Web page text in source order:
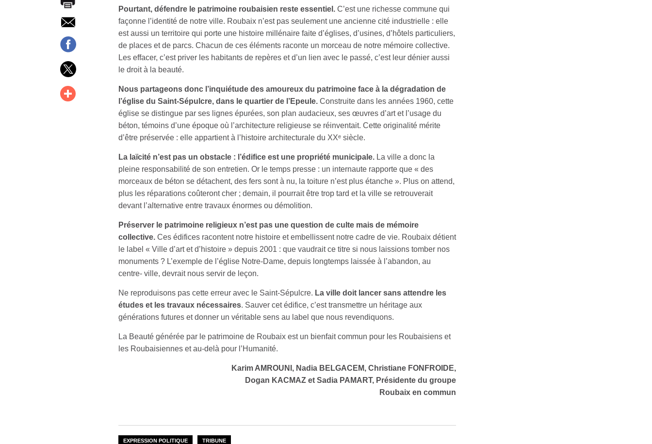
Pourtant, défendre le patrimoine roubaisien reste essentiel.C’est une richesse commune qui
façonne l’identité de notre ville. Roubaix n’est pas seulement une ancienne cité industrielle : elle
est aussi un territoire qui porte une histoire millénaire faite d’églises, d’usines, d’hôtels particuliers,
de places et de parcs. Chacun de ces éléments raconte un morceau de notre mémoire collective.
Les effacer, c’est priver les habitants de repères et d’un lien avec le passé, c’est leur dénier aussi
le droit à la beauté.
Nous partageons donc l’inquiétude des amoureux du patrimoine face à la dégradation de
l’église du Saint-Sépulcre, dans le quartier de l’Epeule.Construite dans les années 1960, cette
église se distingue par ses lignes épurées, son plan audacieux, ses œuvres d’art et l’usage du
béton, témoins d’une époque où l’architecture religieuse se réinventait. Cette originalité mérite
d’être préservée : elle appartient à l’histoire architecturale du XXᵉ siècle.
La laïcité n’est pas un obstacle : l’édifice est une propriété municipale.La ville a donc la
pleine responsabilité de son entretien. Or le temps presse : un internaute rapporte que « des
morceaux de béton se détachent, des fers sont à nu, la toiture n’est plus étanche ». Plus on attend,
plus les réparations coûteront cher ; demain, il pourrait être trop tard et la ville se retrouverait
devant l’alternative entre travaux énormes ou démolition.
Préserver le patrimoine religieux n’est pas une question de culte mais de mémoire
collective.Ces édifices racontent notre histoire et embellissent notre cadre de vie. Roubaix détient
le label « Ville d’art et d’histoire » depuis 2001 : que vaudrait ce titre si nous laissions tomber nos
monuments ? L’exemple de l’église Notre-Dame, depuis longtemps laissée à l’abandon, au
centre- ville, devrait nous servir de leçon.
Ne reproduisons pas cette erreur avec le Saint-Sépulcre. La ville doit lancer sans attendre les
études et les travaux nécessaires. Sauver cet édifice, c’est transmettre un héritage aux
générations futures et donner un véritable sens au label que nous revendiquons.
La Beauté générée par le patrimoine de Roubaix est un bienfait commun pour les Roubaisiens et
les Roubaisiennes et au-delà pour l’Humanité.
Karim AMROUNI, Nadia BELGACEM, Christiane FONFROIDE,
Dogan KACMAZ et Sadia PAMART, Présidente du groupe
Roubaix en commun
EXPRESSION POLITIQUE TRIBUNE